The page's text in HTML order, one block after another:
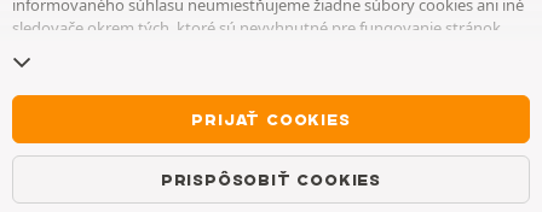
informovaného súhlasu neumiestňujeme žiadne súbory cookies ani iné
sledovače okrem tých, ktoré sú nevyhnutné pre fungovanie stránok.
odvolať tak, že prejdete na
rozhodnúť pokračovať v prehliadaní bez súhlasu s ukladaním súborov
cookies alebo iných sledovačov. Ich odmietnutie nebráni prístupu k
službám. Ak chcete získať ďalšie informácie, pozrite sistránku so
súbormi cookies a ďalšími sledovačmi
PRIJAŤ COOKIES
PRISPÔSOBIŤ COOKIES